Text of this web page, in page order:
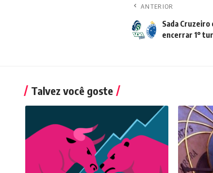
ANTERIOR
Sada
encerrar 1°
Talvez você goste